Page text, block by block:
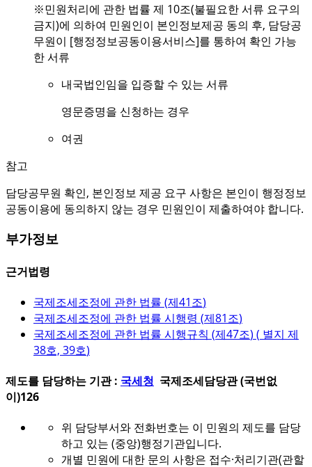
※민원처리에 관한 법률 제 10조(불필요한 서류 요구의
금지)에 의하여 민원인이 본인정보제공 동의 후, 담당공
무원이 [행정정보공동이용서비스]를 통하여 확인 가능
한 서류
내국법인임을 입증할 수 있는 서류
영문증명을 신청하는 경우
여권
참고
담당공무원 확인, 본인정보 제공 요구 사항은 본인이 행정정보
공동이용에 동의하지 않는 경우 민원인이 제출하여야 합니다.
부가정보
근거법령
국제조세조정에 관한 법률 (제41조)
국제조세조정에 관한 법률 시행령 (제81조)
국제조세조정에 관한 법률 시행규칙 (제47조) ( 별지 제
38호, 39호)
제도를 담당하는 기관 : 국세청 국제조세담당관 (국번없
이)126
위 담당부서와 전화번호는 이 민원의 제도를 담당
하고 있는 (중앙)행정기관입니다.
개별 민원에 대한 문의 사항은 접수·처리기관(관할